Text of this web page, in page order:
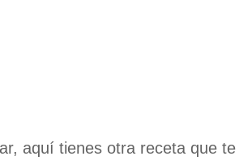
aquí tienes otra receta que te